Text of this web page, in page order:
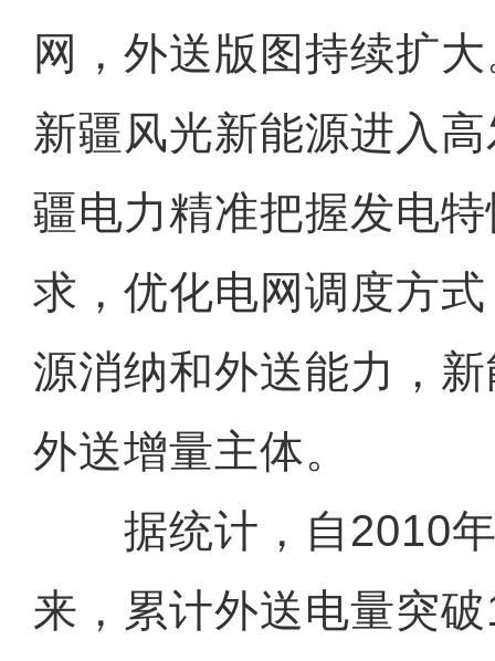
网，外送版图持续扩
新疆风光新能源进入
疆电力精准把握发电
求，优化电网调度方
源消纳和外送能力，
外送增量主体。
据统计，自2010年
来，累计外送电量突